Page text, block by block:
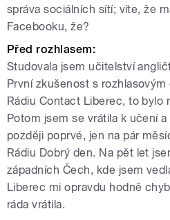
správa sociálních sítí; víte, že
Facebooku, že?
Před rozhlasem:
Studovala jsem učitelství
První zkušenost s
Rádiu Contact Liberec, to bylo
Potom jsem se vrátila k učení
později poprvé, jen na pár
Rádiu Dobrý den. Na pět let
západních Čech, kde jsem
Liberec mi opravdu hodně
ráda vrátila.